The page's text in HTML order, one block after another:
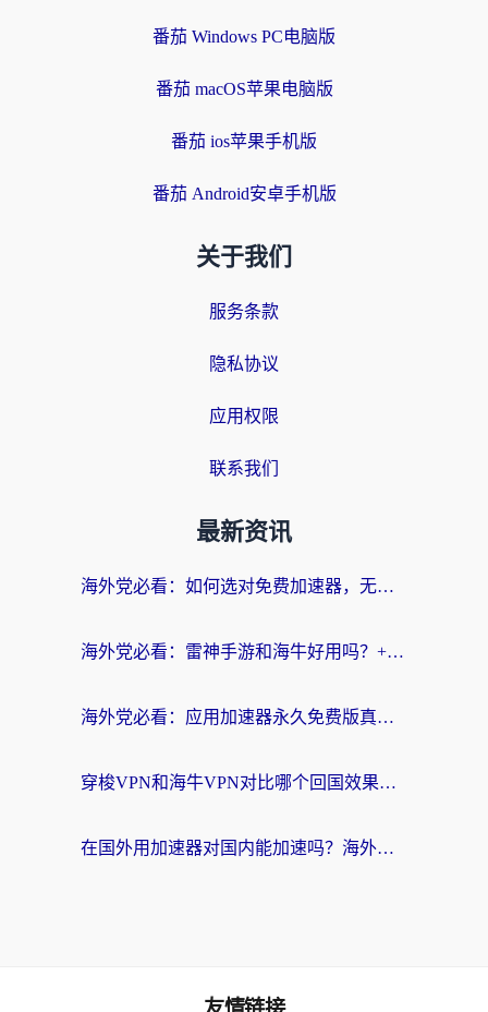
番茄 Windows PC电脑版
番茄 macOS苹果电脑版
番茄 ios苹果手机版
番茄 Android安卓手机版
关于我们
服务条款
隐私协议
应用权限
联系我们
最新资讯
海外党必看：如何选对免费加速器，无缝访问国内资源不踩坑？
海外党必看：雷神手游和海牛好用吗？+3款热门加速器实测对比，附番茄加速器无缝回国指南
海外党必看：应用加速器永久免费版真的存在吗？教你选对回国加速器无缝刷国内资源
穿梭VPN和海牛VPN对比哪个回国效果更好？海外华人亲测3款热门加速器+避坑指南
在国外用加速器对国内能加速吗？海外党亲测有效的无缝访问指南